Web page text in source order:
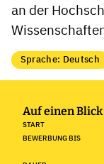
an der
Sprache: Deutsch
Auf einen Blick
START
BEWERBUNG BIS